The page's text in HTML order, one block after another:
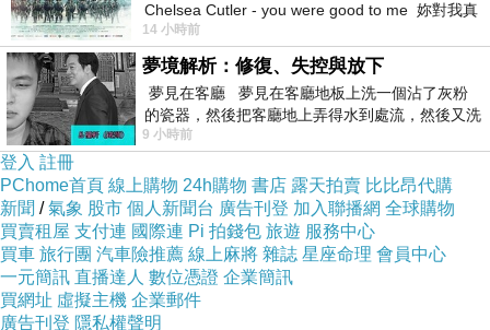
G COOL+系
列採用新一
代「舒適性
親水抗靜電
聚酯纖維」
涼感功能面
Chelsea Cutler - you were good to me 妳對我真
好 因
14 小時前
夢境解析：修復、失控與放下
夢見在客廳 夢見在客廳地板上洗一個沾了灰粉
的瓷器，然後把客廳地上弄得水到處流，然後又洗
一頂棒球潮帽，後來發現帽
9 小時前
登入 註冊
PChome首頁 線上購物 24h購物 書店 露天拍賣 比比昂代購
新聞 /氣象 股市 個人新聞台 廣告刊登 加入聯播網 全球購物
買賣租屋 支付連 國際連 Pi 拍錢包 旅遊 服務中心
買車 旅行團 汽車險推薦 線上麻將 雜誌 星座命理 會員中心
一元簡訊 直播達人 數位憑證 企業簡訊
買網址 虛擬主機 企業郵件
廣告刊登 隱私權聲明